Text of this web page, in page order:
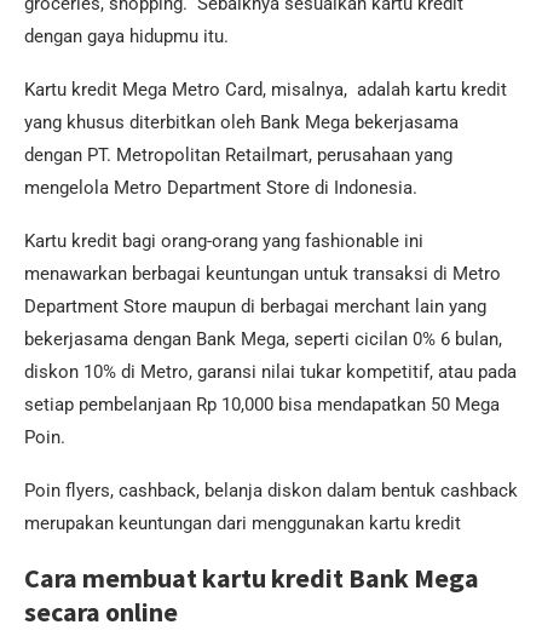
dengan gaya hidupmu itu.
Kartu kredit Mega Metro Card, misalnya, adalah kartu kredit
yang khusus diterbitkan oleh Bank Mega bekerjasama
dengan PT. Metropolitan Retailmart, perusahaan yang
mengelola Metro Department Store di Indonesia.
Kartu kredit bagi orang-orang yang fashionable ini
menawarkan berbagai keuntungan untuk transaksi di Metro
Department Store maupun di berbagai merchant lain yang
bekerjasama dengan Bank Mega, seperti cicilan 0% 6 bulan,
diskon 10% di Metro, garansi nilai tukar kompetitif, atau pada
setiap pembelanjaan Rp 10,000 bisa mendapatkan 50 Mega
Poin.
Poin flyers, cashback, belanja diskon dalam bentuk cashback
merupakan keuntungan dari menggunakan kartu kredit
Cara membuat kartu kredit Bank Mega
secara online